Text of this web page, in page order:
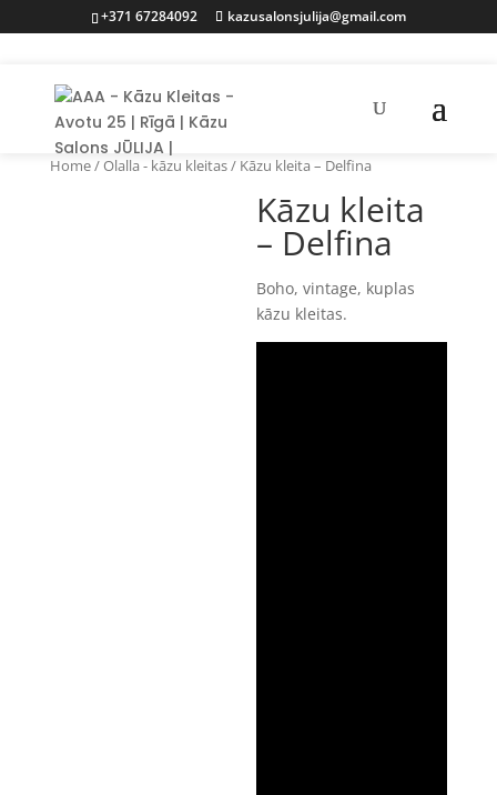
+371 67284092 kazusalonsjulija@gmail.com
Home/Olalla - kāzu kleitas/ Kāzu kleita – Delfina
Kāzu kleita
– Delfina
Boho, vintage, kuplas
kāzu kleitas.